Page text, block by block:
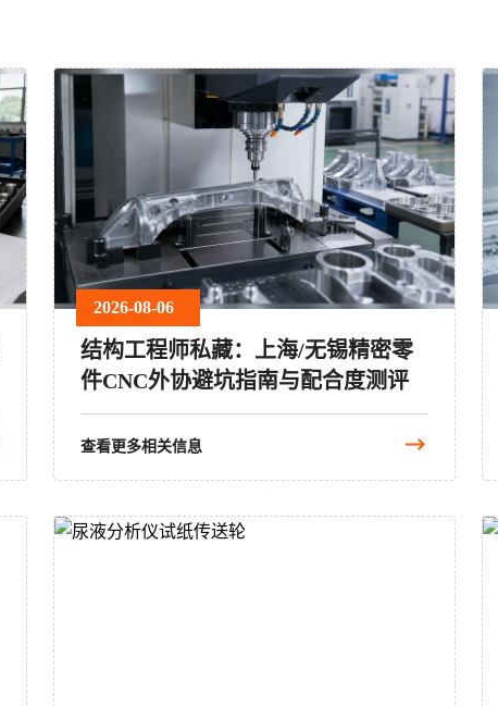
2026-08-06
结构工程师私藏：上海/无锡精密零
件CNC外协避坑指南与配合度测评
查看更多相关信息